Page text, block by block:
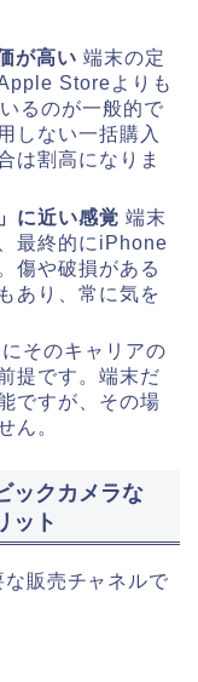
が高い 端末の定
Storeよりも
るのが一般的で
しない一括購入
は割高になりま
に近い感覚 端末
最終的にiPhone
傷や破損がある
あり、常に気を
そのキャリアの
提です。端末だ
ですが、その場
ん。
ックカメラな
ット
販売チャネルで